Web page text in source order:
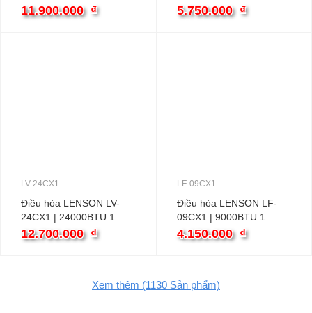
chiều
11.900.000 ₫
chiều inverter
5.750.000 ₫
LV-24CX1
Điều hòa LENSON LV-
24CX1 | 24000BTU 1
chiều inverter
12.700.000 ₫
LF-09CX1
Điều hòa LENSON LF-
09CX1 | 9000BTU 1
chiều
4.150.000 ₫
Xem thêm (1130 Sản phẩm)